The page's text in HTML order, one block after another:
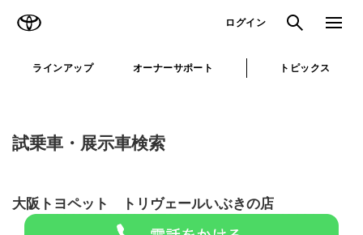
ログイン 検索 メニュ
ラインアップ オーナーサポート トピックス
試乗車・展示車検索
大阪トヨペット トリヴェールいぶきの店